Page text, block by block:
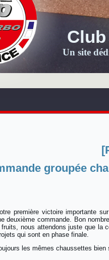
Un site
groupée
première victoire importante
deuxième commande. Bon
nous attendons juste que la
qui sont en phase finale.
les mêmes chaussettes bien